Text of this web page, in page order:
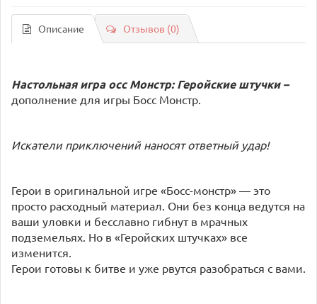
Описание Отзывов (0)
Настольная игра осс Монстр: Геройские штучки –
дополнение для игры Босс Монстр.
Искатели приключений наносят ответный удар!
Герои в оригинальной игре «Босс-монстр» — это
просто расходный материал. Они без конца ведутся на
ваши уловки и бесславно гибнут в мрачных
подземельях. Но в «Геройских штучках» все
изменится.
Герои готовы к битве и уже рвутся разобраться с вами.